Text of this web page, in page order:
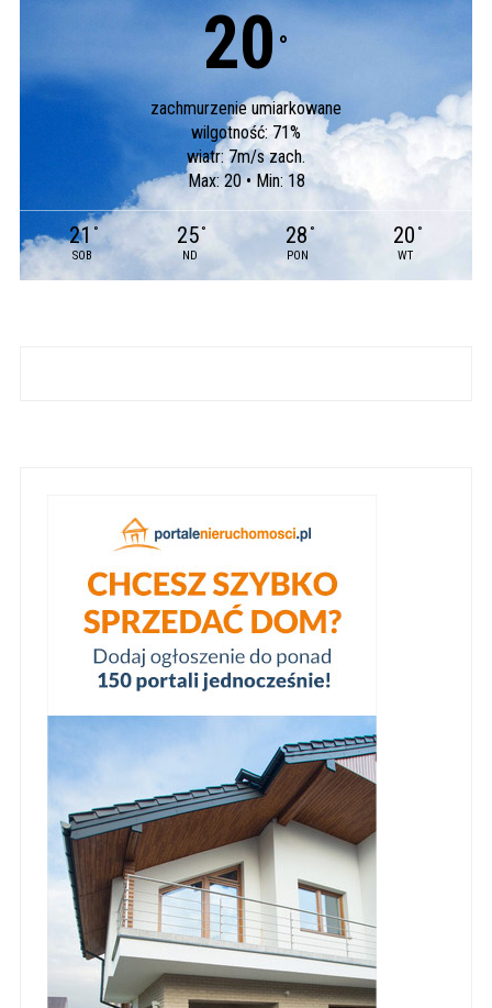
20 °
zachmurzenie umiarkowane
wilgotność: 71%
wiatr: 7m/s zach.
Max: 20 • Min: 18
21 °
SOB
25 °
ND
28 °
PON
20 °
WT